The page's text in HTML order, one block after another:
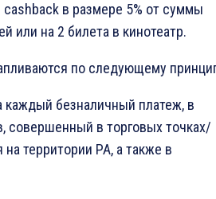
в размере 5% от суммы
или на 2 билета в кинотеатр.
по следующему
каждый безналичный платеж, в
совершенный в торговых точках/
территории РА, а также в